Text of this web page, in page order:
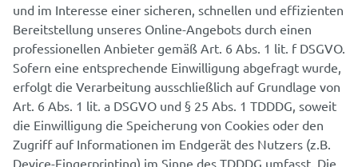
und im Interesse einer sicheren, schnellen und effizienten
Bereitstellung unseres Online-Angebots durch einen
professionellen Anbieter gemäß Art. 6 Abs. 1 lit. f DSGVO.
Sofern eine entsprechende Einwilligung abgefragt wurde,
erfolgt die Verarbeitung ausschließlich auf Grundlage von
Art. 6 Abs. 1 lit. a DSGVO und § 25 Abs. 1 TDDDG, soweit
die Einwilligung die Speicherung von Cookies oder den
Zugriff auf Informationen im Endgerät des Nutzers (z.B.
Device-Fingerprinting) im Sinne des TDDDG umfasst. Die